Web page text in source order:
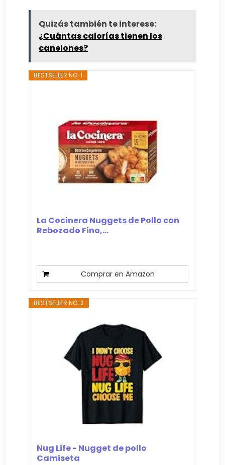
Quizás también te interese:
¿Cuántas calorías tienen los
canelones?
BESTSELLER NO. 1
La Cocinera Nuggets de Pollo con
Rebozado Fino,...
Comprar en Amazon
BESTSELLER NO. 2
Nug Life - Nugget de pollo
Camiseta